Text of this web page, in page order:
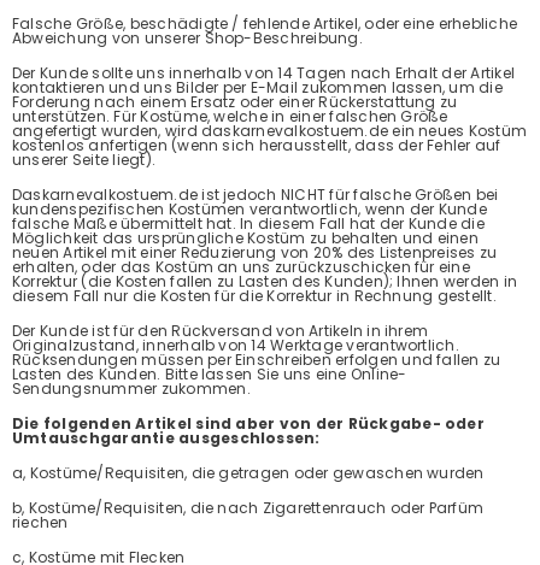
Falsche Größe, beschädigte / fehlende Artikel, oder eine erhebliche
Abweichung von unserer Shop-Beschreibung.
Der Kunde sollte uns innerhalb von 14 Tagen nach Erhalt der Artikel
kontaktieren und uns Bilder per E-Mail zukommen lassen, um die
Forderung nach einem Ersatz oder einer Rückerstattung zu
unterstützen. Für Kostüme, welche in einer falschen Größe
angefertigt wurden, wird daskarnevalkostuem.de ein neues Kostüm
kostenlos anfertigen (wenn sich herausstellt, dass der Fehler auf
unserer Seite liegt).
Daskarnevalkostuem.de ist jedoch NICHT für falsche Größen bei
kundenspezifischen Kostümen verantwortlich, wenn der Kunde
falsche Maße übermittelt hat. In diesem Fall hat der Kunde die
Möglichkeit das ursprüngliche Kostüm zu behalten und einen
neuen Artikel mit einer Reduzierung von 20% des Listenpreises zu
erhalten, oder das Kostüm an uns zurückzuschicken für eine
Korrektur (die Kosten fallen zu Lasten des Kunden); Ihnen werden in
diesem Fall nur die Kosten für die Korrektur in Rechnung gestellt.
Der Kunde ist für den Rückversand von Artikeln in ihrem
Originalzustand, innerhalb von 14 Werktage verantwortlich.
Rücksendungen müssen per Einschreiben erfolgen und fallen zu
Lasten des Kunden. Bitte lassen Sie uns eine Online-
Sendungsnummer zukommen.
Die folgenden Artikel sind aber von der Rückgabe- oder
Umtauschgarantie ausgeschlossen:
a, Kostüme/Requisiten, die getragen oder gewaschen wurden
b, Kostüme/Requisiten, die nach Zigarettenrauch oder Parfüm
riechen
c, Kostüme mit Flecken